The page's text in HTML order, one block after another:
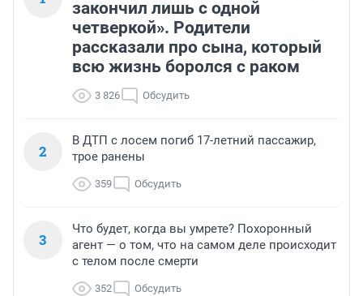
закончил лишь с одной
четверкой». Родители
рассказали про сына, который
всю жизнь боролся с раком
3 826 Обсудить
2
В ДТП с лосем погиб 17-летний пассажир,
трое ранены
359 Обсудить
3
Что будет, когда вы умрете? Похоронный
агент — о том, что на самом деле происходит
с телом после смерти
352 Обсудить